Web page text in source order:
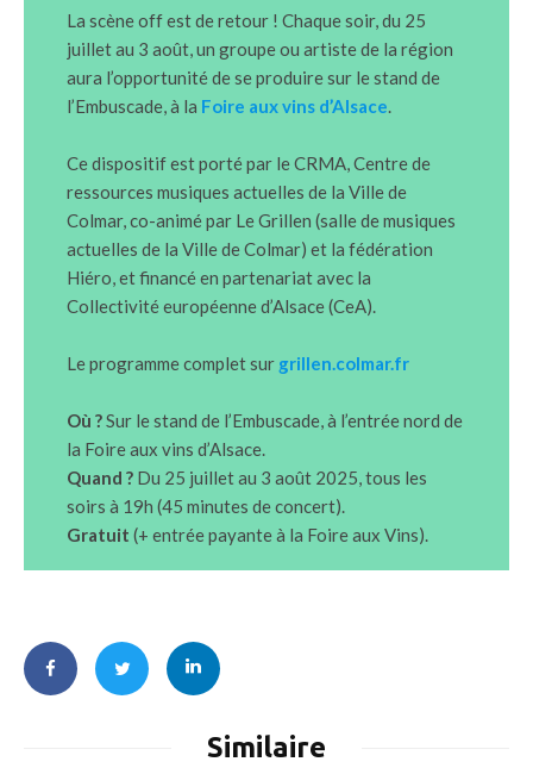
La scène off est de retour ! Chaque soir, du 25
juillet au 3 août, un groupe ou artiste de la région
aura l’opportunité de se produire sur le stand de
l’Embuscade, à la Foire aux vins d’Alsace
Ce dispositif est porté par le CRMA, Centre de
ressources musiques actuelles de la Ville de
Colmar, co-animé par Le Grillen (salle de musiques
actuelles de la Ville de Colmar) et la fédération
Hiéro, et financé en partenariat avec la
Collectivité européenne d’Alsace (CeA).
Le programme complet sur grillen.colmar.fr
Où ?Sur le stand de l’Embuscade, à l’entrée nord de
la Foire aux vins d’Alsace.
Quand ?Du 25 juillet au 3 août 2025, tous les
soirs à 19h (45 minutes de concert).
Gratuit (+ entrée payante à la Foire aux Vins).
Similaire